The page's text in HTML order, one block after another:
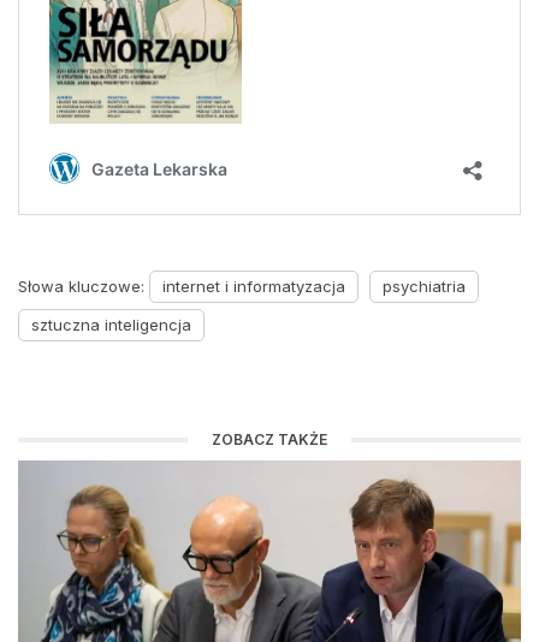
Słowa kluczowe: internet i informatyzacja
psychiatria
sztuczna inteligencja
ZOBACZ TAKŻE